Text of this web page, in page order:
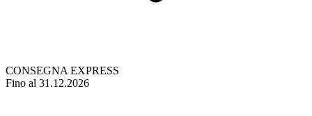
CONSEGNA EXPRESS
Fino al 31.12.2026